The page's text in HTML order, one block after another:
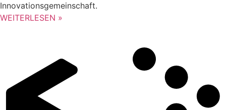
Innovationsgemeinschaft.
WEITERLESEN »